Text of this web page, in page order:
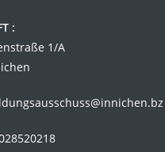
:
1/A